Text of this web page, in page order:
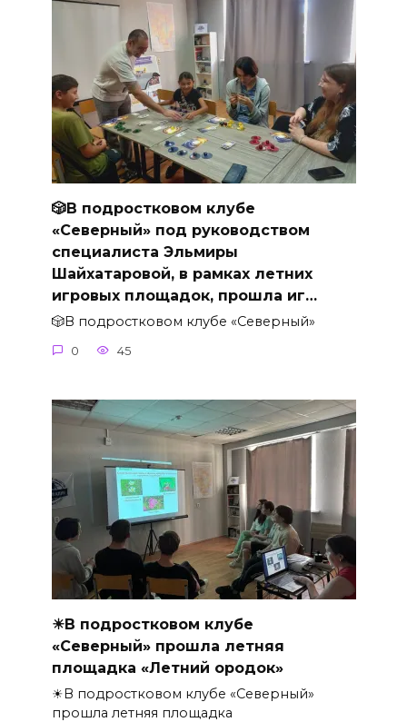
🎲В подростковом клубе
«Северный» под руководством
специалиста Эльмиры
Шайхатаровой, в рамках летних
игровых площадок, прошла иг…
🎲В подростковом клубе «Северный»
0 45
☀В подростковом клубе
«Северный» прошла летняя
площадка «Летний ородок»
☀В подростковом клубе «Северный»
прошла летняя площадка